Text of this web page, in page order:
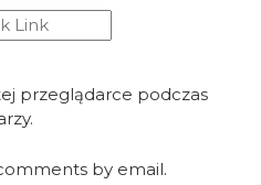
przeglądarce podczas
by email.